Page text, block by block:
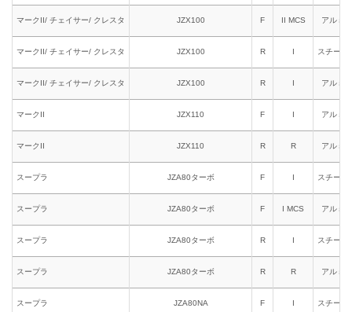
マークII/ チェイサー/ クレスタ JZX100 F II MCS アルミ
マークII/ チェイサー/ クレスタ JZX100 R I スチール
マークII/ チェイサー/ クレスタ JZX100 R I アルミ
マークII JZX110 F I アルミ
マークII JZX110 R R アルミ
スープラ JZA80ターボ F I スチール
スープラ JZA80ターボ F I MCS アルミ
スープラ JZA80ターボ R I スチール
スープラ JZA80ターボ R R アルミ
スープラ JZA80NA F I スチール